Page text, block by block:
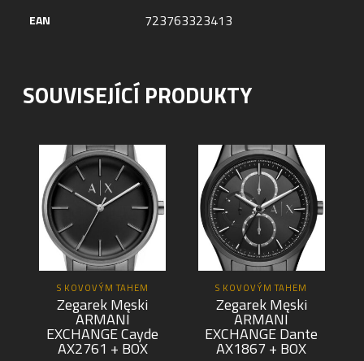
EAN 723763323413
SOUVISEJÍCÍ PRODUKTY
S KOVOVÝM TAHEM
Zegarek Męski
ARMANI
EXCHANGE Cayde
AX2761 + BOX
S KOVOVÝM TAHEM
Zegarek Męski
ARMANI
EXCHANGE Dante
AX1867 + BOX